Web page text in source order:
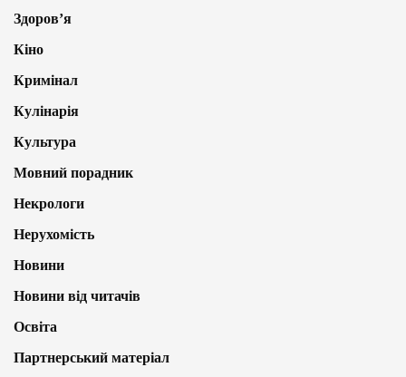
Здоров’я
Кіно
Кримінал
Кулінарія
Культура
Мовний порадник
Некрологи
Нерухомість
Новини
Новини від читачів
Освіта
Партнерський матеріал